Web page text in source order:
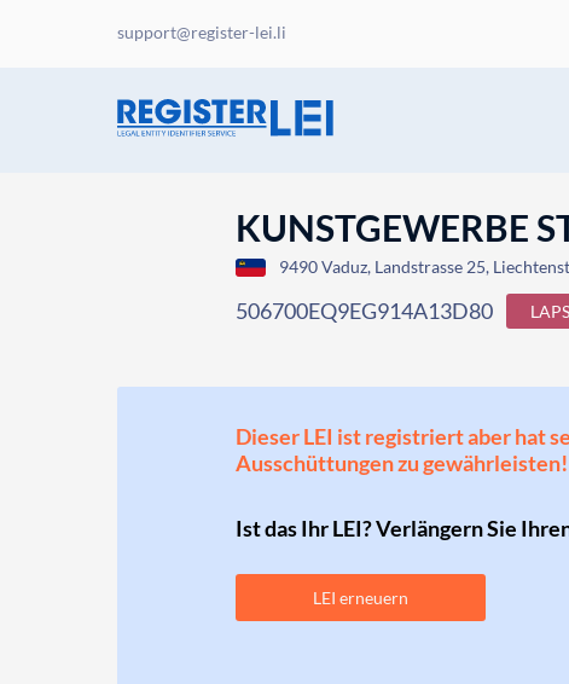
support@register-lei.li
KUNSTGEWERBE
9490 Vaduz, Landstrasse 25,
506700EQ9EG914A13D80
Dieser LEI ist registriert aber hat
Ausschüttungen zu gewährleisten!
Ist das Ihr LEI? Verlängern Sie
LEI erneuern